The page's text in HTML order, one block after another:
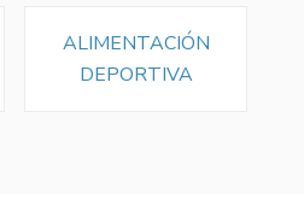
ALIMENTACIÓN
DEPORTIVA